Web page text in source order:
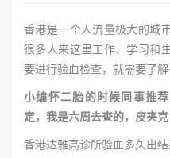
香港是一个人流量极大的城
很多人来这里工作、学习和
要进行验血检查，就需要了解
小编怀二胎的时候同事推
定，我是六周去查的，皮夹
香港达雅高诊所验血多久出